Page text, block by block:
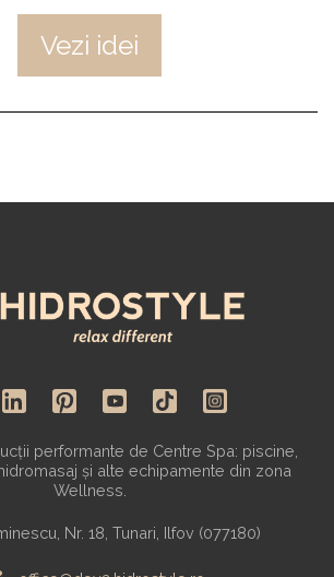
Vezi idei
performante de Centre Spa: piscine,
și alte echipamente din zona
Wellness.
Nr. 18, Tunari, Ilfov (077180)